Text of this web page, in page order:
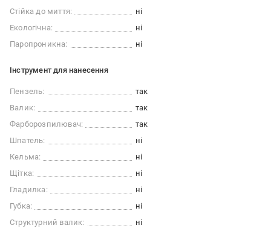
Стійка до миття:
ні
Екологічна:
ні
Паропроникна:
ні
Інструмент для нанесення
Пензель:
так
Валик:
так
Фарборозпилювач:
так
Шпатель:
ні
Кельма:
ні
Щітка:
ні
Гладилка:
ні
Губка:
ні
Структурний валик:
ні